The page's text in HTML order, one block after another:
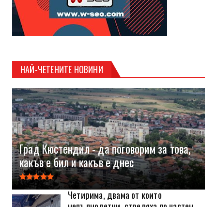
НАЙ-ЧЕТЕНИТЕ НОВИНИ
Град Кюстендил - да поговорим за това,
какъв е бил и какъв е днес
Четирима, двама от които